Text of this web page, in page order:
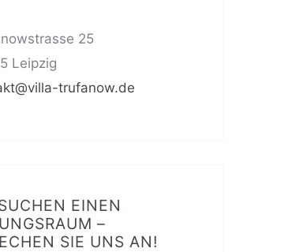
25
Leipzig
trufanow.de
EINEN
–
SIE UNS AN!